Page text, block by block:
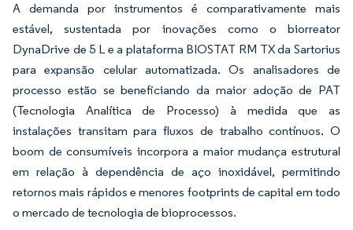
A demanda por instrumentos é comparativamente mais
estável, sustentada por inovações como o biorreator
DynaDrive de 5 L e a plataforma BIOSTAT RM TX da Sartorius
para expansão celular automatizada. Os analisadores de
processo estão se beneficiando da maior adoção de PAT
(Tecnologia Analítica de Processo) à medida que as
instalações transitam para fluxos de trabalho contínuos. O
boom de consumíveis incorpora a maior mudança estrutural
em relação à dependência de aço inoxidável, permitindo
retornos mais rápidos e menores footprints de capital em todo
o mercado de tecnologia de bioprocessos.